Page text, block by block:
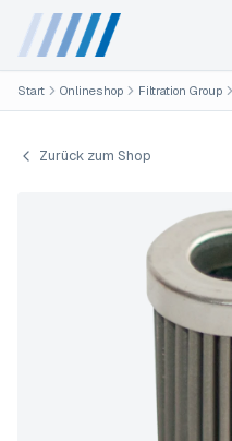
Start Onlineshop Filtration Group
Zurück zum Shop